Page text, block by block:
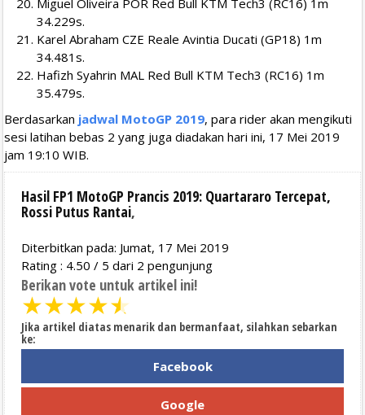
34.229s.
Karel Abraham CZE Reale Avintia Ducati (GP18) 1m
34.481s.
Hafizh Syahrin MAL Red Bull KTM Tech3 (RC16) 1m
35.479s.
Berdasarkan jadwal MotoGP 2019, para rider akan mengikuti
sesi latihan bebas 2 yang juga diadakan hari ini, 17 Mei 2019
jam 19:10 WIB.
Hasil FP1 MotoGP Prancis 2019: Quartararo Tercepat,
Rossi Putus Rantai,
Diterbitkan pada: Jumat, 17 Mei 2019
Rating : 4.50 / 5 dari 2 pengunjung
Berikan vote untuk artikel ini!
★★★★★
Jika artikel diatas menarik dan bermanfaat, silahkan sebarkan
ke:
Facebook
Google